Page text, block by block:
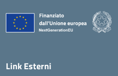
Link Esterni